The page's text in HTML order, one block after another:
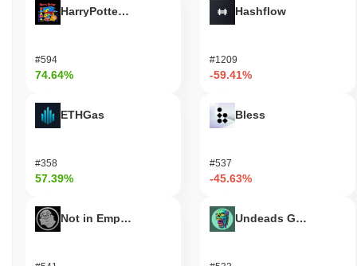
HarryPotterObamaSonic10Inu (ETH)
#594
74.64%
ETHGas
#358
57.39%
Not in Employment, Education, or Training
Hashflow
#1209
-59.41%
Bless
#537
-45.63%
Undeads Games